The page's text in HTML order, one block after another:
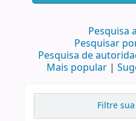
Pesquisa
Pesquisar
Pesquisa de
Mais popular
Filtre